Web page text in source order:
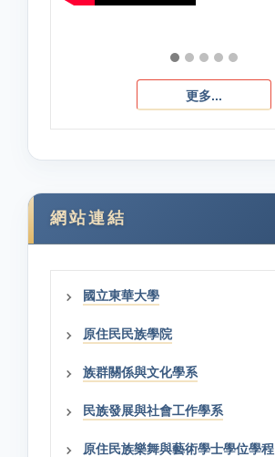
更多...
網站連結
國立東華大學
原住民民族學院
族群關係與文化學系
民族發展與社會工作學系
原住民族樂舞與藝術學士學位學程